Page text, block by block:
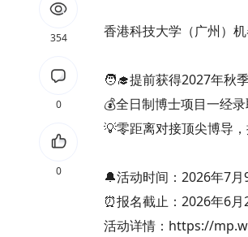
香港科技大学（广州）
🧑‍🎓提前获得2027年秋
💰全日制博士项目一经
💡零距离对接顶尖博导
🔔活动时间：2026年7月
⏰报名截止：2026年6月
活动详情：https://
354
0
0